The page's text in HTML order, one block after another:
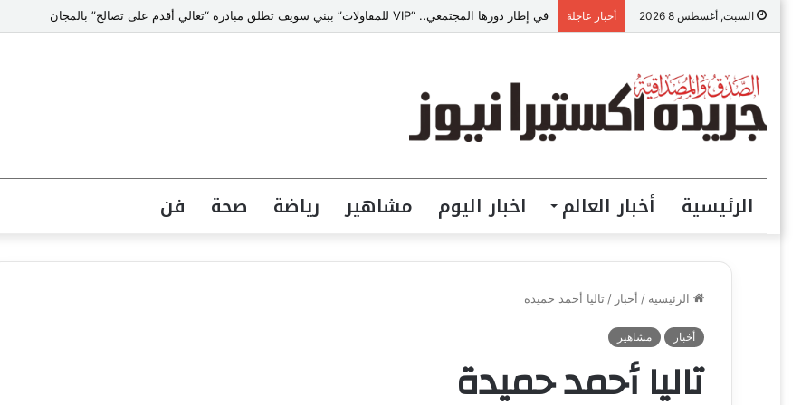
السبت, أغسطس 8 2026 أخبار عاجلة في إطار دورها المجتمعي.. “VIP للمقاولات” ببني سويف تطلق مبادرة “تعالي أقدم على تصالح” بالمجان
الرئيسية أخبار العالم اخبار اليوم مشاهير رياضة صحة فن
الرئيسية / أخبار / تاليا أحمد حميدة
أخبار مشاهير
تاليا أحمد حميدة